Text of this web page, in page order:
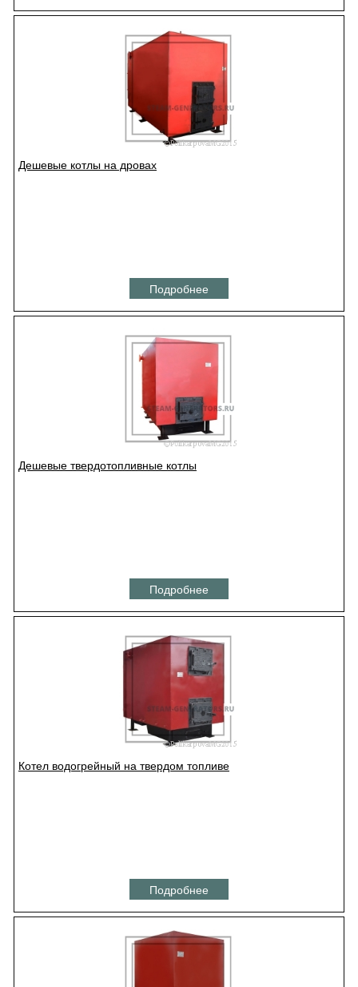
Дешевые котлы на дровах
Подробнее
Дешевые твердотопливные котлы
Подробнее
Котел водогрейный на твердом топливе
Подробнее